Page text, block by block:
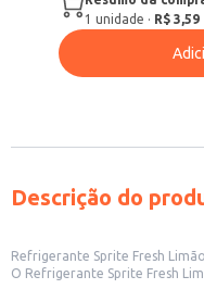
1 unidade · R$ 3,59
Descrição do
Refrigerante Sprite Fresh
O Refrigerante Sprite Fresh